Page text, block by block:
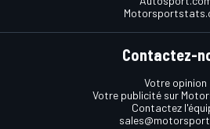
Contactez-
Votre opinion
Votre publicité sur
Contactez